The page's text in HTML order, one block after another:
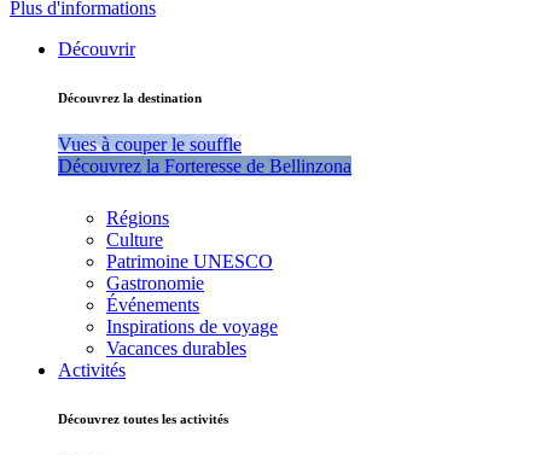
Plus d'informations
Découvrir
Découvrez la destination
Vues à couper le souffle
Découvrez la Forteresse de Bellinzona
Régions
Culture
Patrimoine UNESCO
Gastronomie
Événements
Inspirations de voyage
Vacances durables
Activités
Découvrez toutes les activités